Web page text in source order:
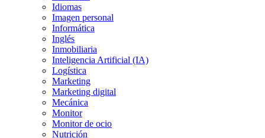
Idiomas
Imagen personal
Informática
Inglés
Inmobiliaria
Inteligencia Artificial (IA)
Logística
Marketing
Marketing digital
Mecánica
Monitor
Monitor de ocio
Nutrición